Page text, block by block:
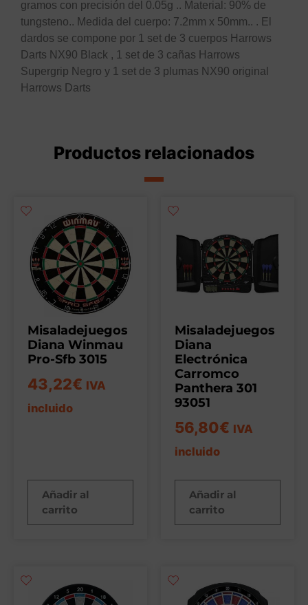
gramos con precisión del 0.05g .. Material: 90% de
tungsteno.. Medida del cuerpo: 7.2mm x 50mm.. . El
dardos se compone por 1 set de 3 cuerpos Harrows
Darts NX90 Black , 1 set de 3 cañas Harrows
Supergrip Negro y 1 set de 3 plumas NX90 original
Harrows Darts
Productos relacionados
Misaladejuegos
Diana Winmau
Pro-Sfb 3015
43,22€ IVA
incluido
Añadir al
carrito
Misaladejuegos
Diana
Electrónica
Carromco
Panthera 301
93051
56,80€ IVA
incluido
Añadir al
carrito